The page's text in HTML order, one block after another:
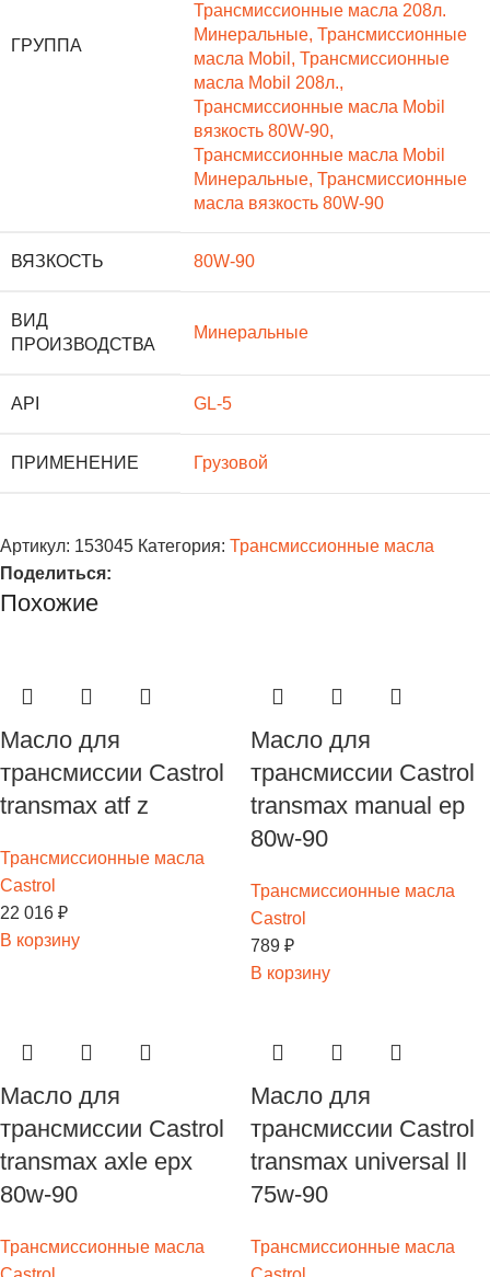
ГРУППА
Трансмиссионные масла 208л.
Минеральные, Трансмиссионные
масла Mobil , Трансмиссионные
масла Mobil 208л.,
Трансмиссионные масла Mobil
вязкость 80W-90,
Трансмиссионные масла Mobil
Минеральные, Трансмиссионные
масла вязкость 80W-90
ВЯЗКОСТЬ 80W-90
ВИД
ПРОИЗВОДСТВА
Минеральные
API GL-5
ПРИМЕНЕНИЕ Грузовой
Артикул: 153045 Категория: Трансмиссионные масла
Поделиться:
Похожие
Масло для
трансмиссии Castrol
transmax atf z
Трансмиссионные масла
Castrol
22 016 ₽
В корзину
Масло для
трансмиссии Castrol
transmax manual ep
80w-90
Трансмиссионные масла
Castrol
789 ₽
В корзину
Масло для
трансмиссии Castrol
transmax axle epx
80w-90
Трансмиссионные масла
Масло для
трансмиссии Castrol
transmax universal ll
75w-90
Трансмиссионные масла